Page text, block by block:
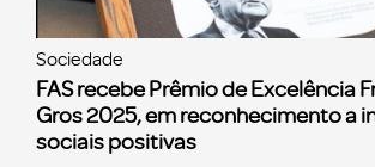
Sociedade
FAS recebe Prêmio de Excelência
Gros 2025, em reconhecimento a
sociais positivas